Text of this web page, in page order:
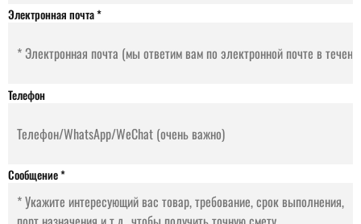
Электронная почта*
Телефон
Сообщение*